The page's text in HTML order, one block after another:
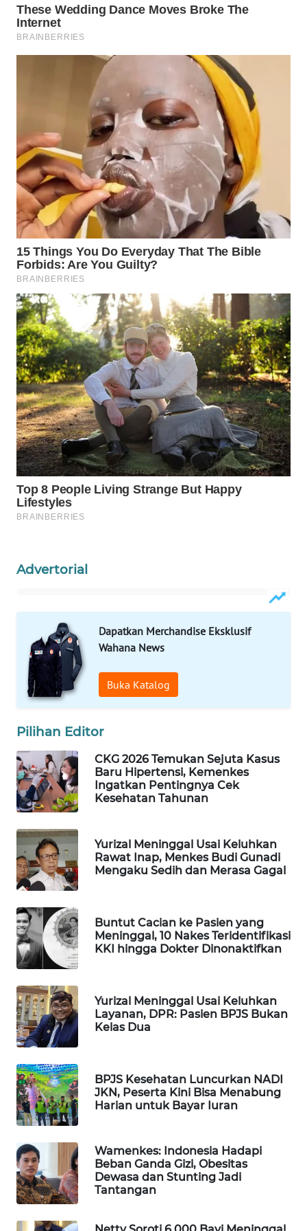
Advertorial
Dapatkan Merchandise Eksklusif
Wahana News
Buka Katalog
Pilihan Editor
CKG 2026 Temukan Sejuta Kasus
Baru Hipertensi, Kemenkes
Ingatkan Pentingnya Cek
Kesehatan Tahunan
Yurizal Meninggal Usai Keluhkan
Rawat Inap, Menkes Budi Gunadi
Mengaku Sedih dan Merasa Gagal
Buntut Cacian ke Pasien yang
Meninggal, 10 Nakes Teridentifikasi
KKI hingga Dokter Dinonaktifkan
Yurizal Meninggal Usai Keluhkan
Layanan, DPR: Pasien BPJS Bukan
Kelas Dua
BPJS Kesehatan Luncurkan NADI
JKN, Peserta Kini Bisa Menabung
Harian untuk Bayar Iuran
Wamenkes: Indonesia Hadapi
Beban Ganda Gizi, Obesitas
Dewasa dan Stunting Jadi
Tantangan
Wahana
Media
Group
TANI
WAHANA
ADVOKAT
WAHANA
INFRASTRUKTUR
WAHANA
KONSUMEN
WAHANA
LISTRIK
WAHANA
TRAVEL
WAHANA
TV
WAHANANEWS
ID
WAHANA
SPORT
WAHANA
UMKM
WAHANA
SELEB
WAHANA
PERSONA
WAHANA
OTOMOTIF
WAHANA
WAHANA
DESA
WISATA
LAPAK
WAHANA
Network
KONSUMEN
LISTRIK
MASYARAKAT
KELISTRIKAN
WALINKI
ID